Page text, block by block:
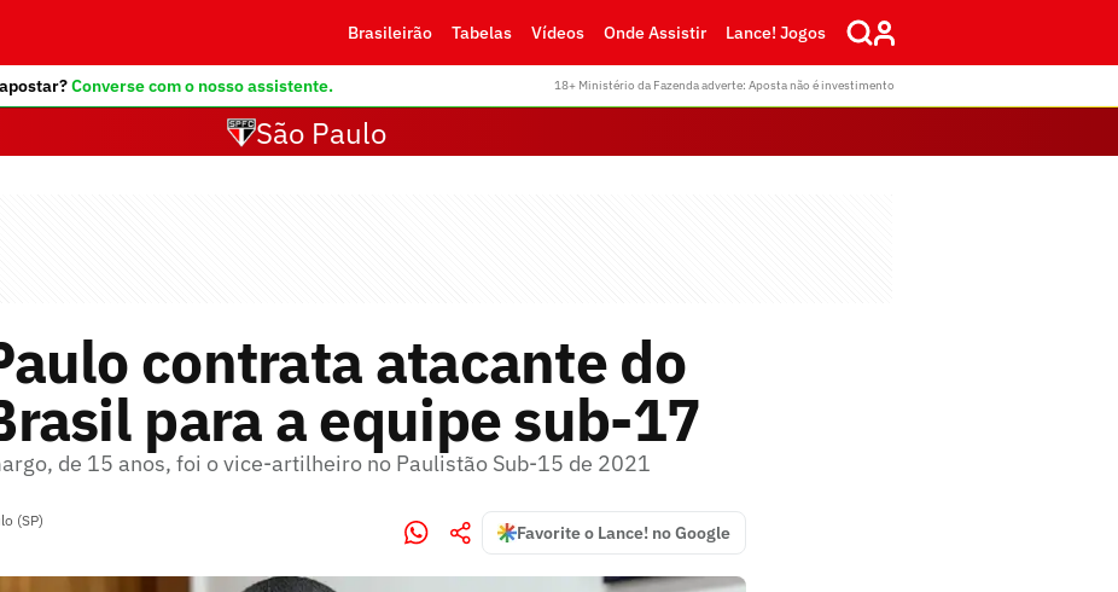
Brasileirão Tabelas Vídeos Onde Assistir Lance! Jogos
Converse com o nosso assistente. 18+ Ministério da Fazenda adverte: Aposta não é investimento
São Paulo
contrata atacante do
para a equipe sub-17
de 15 anos, foi o vice-artilheiro no Paulistão Sub-15 de 2021
(SP)
Favorite o Lance! no Google